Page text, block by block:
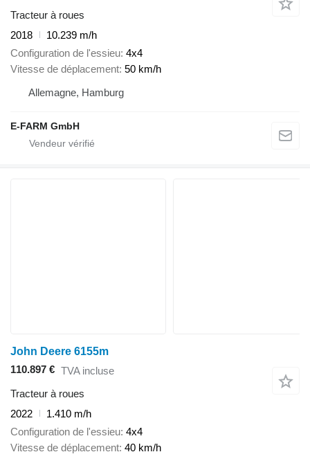
Tracteur à roues
2018
10.239 m/h
Configuration de l'essieu 4x4
Vitesse de déplacement 50 km/h
Allemagne, Hamburg
E-FARM GmbH
John Deere 6155m
110.897 € TVA incluse
Tracteur à roues
2022
1.410 m/h
Configuration de l'essieu 4x4
Vitesse de déplacement 40 km/h